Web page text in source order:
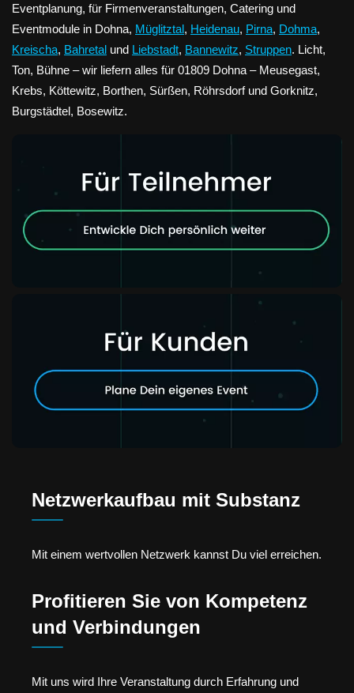
Eventplanung, für Firmenveranstaltungen, Catering und
Eventmodule in Dohna, Müglitztal, Heidenau, Pirna, Dohma,
Kreischa, Bahretal und Liebstadt, Bannewitz, Struppen. Licht,
Ton, Bühne – wir liefern alles für 01809 Dohna – Meusegast,
Krebs, Köttewitz, Borthen, Sürßen, Röhrsdorf und Gorknitz,
Burgstädtel, Bosewitz.
Netzwerkaufbau mit Substanz
Mit einem wertvollen Netzwerk kannst Du viel erreichen.
Profitieren Sie von Kompetenz
und Verbindungen
Mit uns wird Ihre Veranstaltung durch Erfahrung und